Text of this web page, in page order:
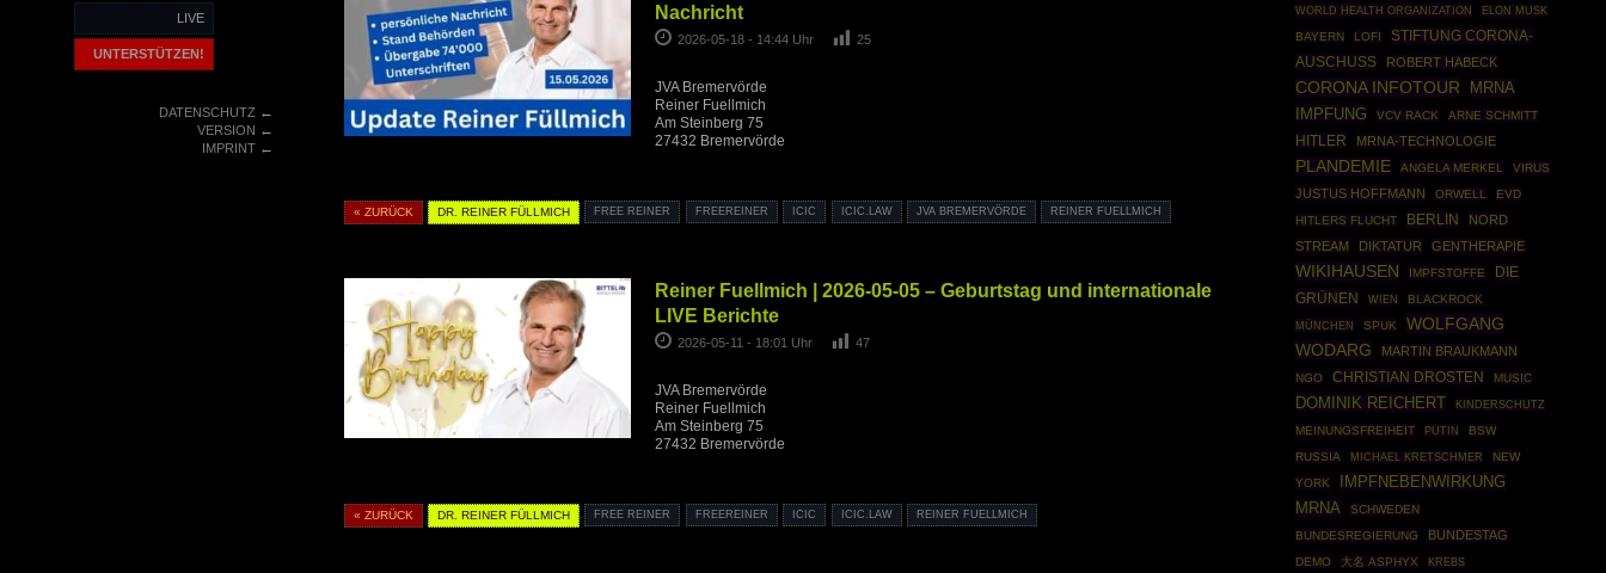
LIVE
UNTERSTÜTZEN!
DATENSCHUTZ←
VERSION ←
IMPRINT←
Nachricht
2026-05-18 - 14:44 Uhr 25
JVA Bremervörde
Reiner Fuellmich
Am Steinberg 75
27432 Bremervörde
« ZURÜCK DR. REINER FÜLLMICH FREE REINER FREEREINER ICIC ICIC.LAW JVA BREMERVÖRDE REINER FUELLMICH
Reiner Fuellmich | 2026-05-05 – Geburtstag und internationale
LIVE Berichte
2026-05-11 - 18:01 Uhr 47
JVA Bremervörde
Reiner Fuellmich
Am Steinberg 75
27432 Bremervörde
« ZURÜCK DR. REINER FÜLLMICH FREE REINER FREEREINER ICIC ICIC.LAW REINER FUELLMICH
WORLD HEALTH ORGANIZATION ELON MUSK
BAYERN LOFI
STIFTUNG CORONA-
AUSCHUSS
ROBERT HABECK
CORONA INFOTOUR
MRNA
IMPFUNG
VCV RACK ARNE SCHMITT
HITLER MRNA-TECHNOLOGIE
PLANDEMIE ANGELA MERKEL VIRUS
JUSTUS HOFFMANN ORWELL
EVD
HITLERS FLUCHT
BERLIN
NORD
STREAM
DIKTATUR GENTHERAPIE
WIKIHAUSEN IMPFSTOFFE
DIE
GRÜNEN
WIEN
BLACKROCK
MÜNCHEN
SPUK
WOLFGANG
WODARG
MARTIN BRAUKMANN
NGO CHRISTIAN DROSTEN MUSIC
DOMINIK REICHERT KINDERSCHUTZ
MEINUNGSFREIHEIT PUTIN
BSW
RUSSIA
MICHAEL KRETSCHMER
NEW
YORK
IMPFNEBENWIRKUNG
MRNA
SCHWEDEN
BUNDESREGIERUNG
BUNDESTAG
DEMO 大名 ASPHYX KREBS